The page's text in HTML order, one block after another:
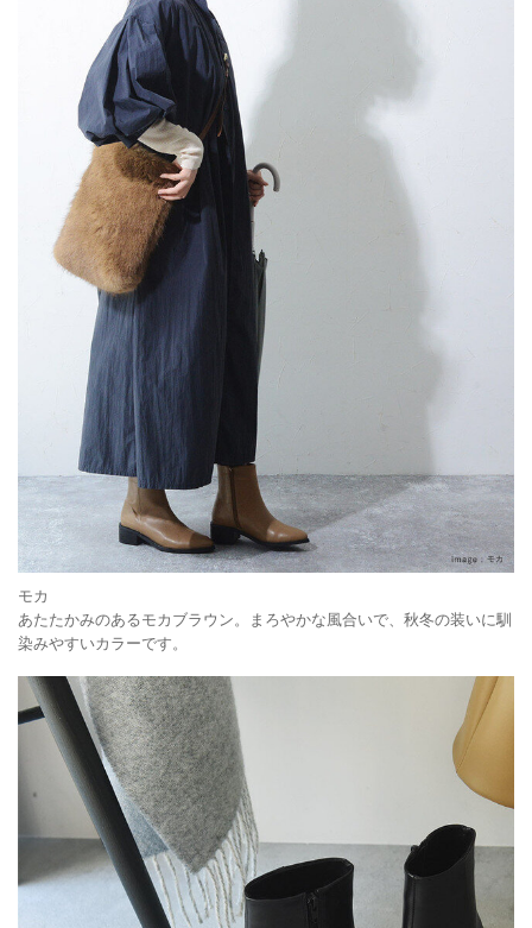
モカ
あたたかみのあるモカブラウン。まろやかな風合いで、秋冬の装いに馴
染みやすいカラーです。